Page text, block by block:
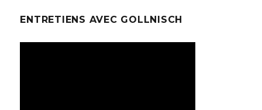
ENTRETIENS AVEC GOLLNISCH